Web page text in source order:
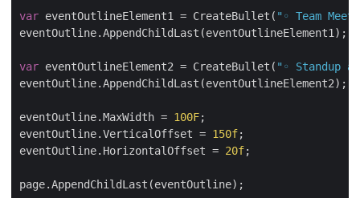
var eventOutlineElement1 = CreateBullet( "◦ Team
eventOutline.AppendChildLast(eventOutlineElement1);
var eventOutlineElement2 = CreateBullet( "◦ Standup
eventOutline.AppendChildLast(eventOutlineElement2);
eventOutline.MaxWidth = 100F;
eventOutline.VerticalOffset = 150f;
eventOutline.HorizontalOffset = 20f;
page.AppendChildLast(eventOutline);